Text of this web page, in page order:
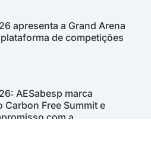
apresenta a Grand Arena
de competições
AESabesp marca
Carbon Free Summit e
com a